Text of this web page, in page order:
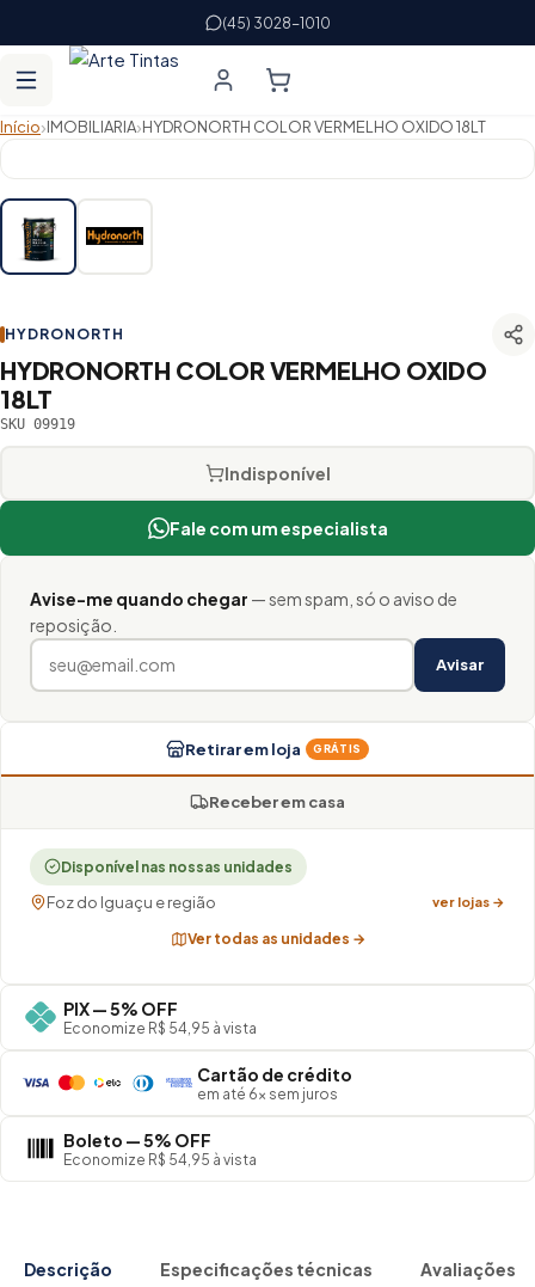
(45) 3028-1010
Início›IMOBILIARIA›HYDRONORTH COLOR VERMELHO OXIDO 18LT
HYDRONORTH
HYDRONORTH COLOR VERMELHO OXIDO
18LT
SKU 09919
Indisponível
Fale com um especialista
Avise-me quando chegar — sem spam, só o aviso de
reposição.
Avisar
Retirar em loja GRÁTIS
Receber em casa
Disponível nas nossas unidades
Foz do Iguaçu e região ver lojas →
Ver todas as unidades →
PIX — 5% OFF
Economize R$ 54,95 à vista
Cartão de crédito
em até 6× sem juros
Boleto — 5% OFF
Economize R$ 54,95 à vista
Descrição Especificações técnicas Avaliações